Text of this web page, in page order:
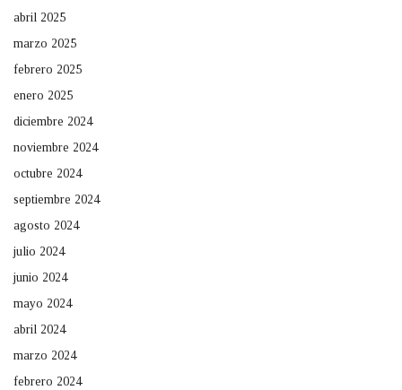
abril 2025
marzo 2025
febrero 2025
enero 2025
diciembre 2024
noviembre 2024
octubre 2024
septiembre 2024
agosto 2024
julio 2024
junio 2024
mayo 2024
abril 2024
marzo 2024
febrero 2024